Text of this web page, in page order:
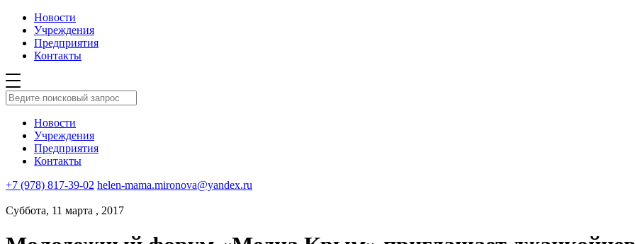
Новости
Учреждения
Предприятия
Контакты
Новости
Учреждения
Предприятия
Контакты
+7 (978) 817-39-02 helen-mama.mironova@yandex.ru
Суббота, 11 марта , 2017